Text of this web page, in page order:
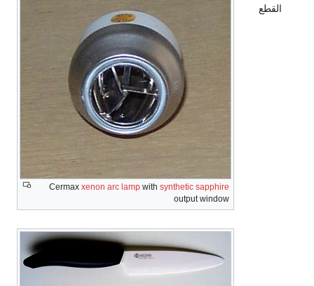
Cermax xenon arc lamp with synthetic sapphire
output window
القطع